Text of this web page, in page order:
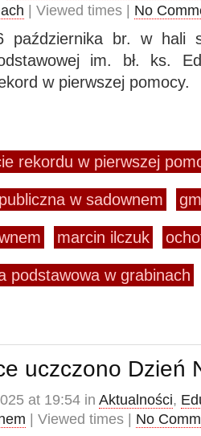
| Viewed times | No
października br. w hali
im. bł. ks.
w pierwszej pomocy.
rekordu w pierwszej
publiczna w sadownem
marcin ilczuk
podstawowa w grabinach
uczczono Dzień
at 19:54 in Aktualności,
| Viewed times | No